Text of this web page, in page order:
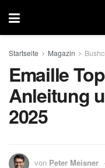
Startseite Magazin
Emaille
Anleitung
2025
von Peter Meisner